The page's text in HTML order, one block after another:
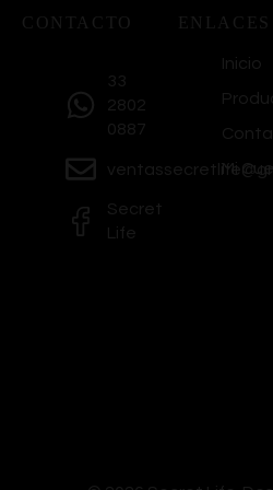
CONTACTO
33
2802
0887
Secret
Life
ENLACES
Inicio
Mi